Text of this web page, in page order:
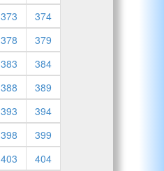
373
374
378
379
383
384
388
389
393
394
398
399
403 404